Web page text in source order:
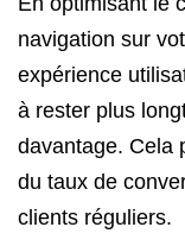
navigation sur
expérience
à rester plus
davantage. Cela
du taux de
clients réguliers.